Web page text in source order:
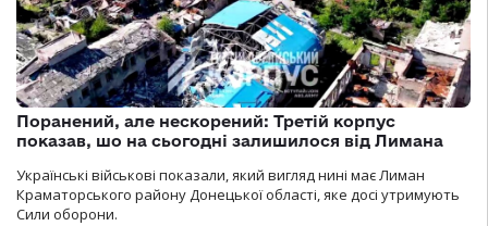
Поранений, але нескорений: Третій корпус
показав, шо на сьогодні залишилося від Лимана
Українські військові показали, який вигляд нині має Лиман
Краматорського району Донецької області, яке досі утримують
Сили оборони.